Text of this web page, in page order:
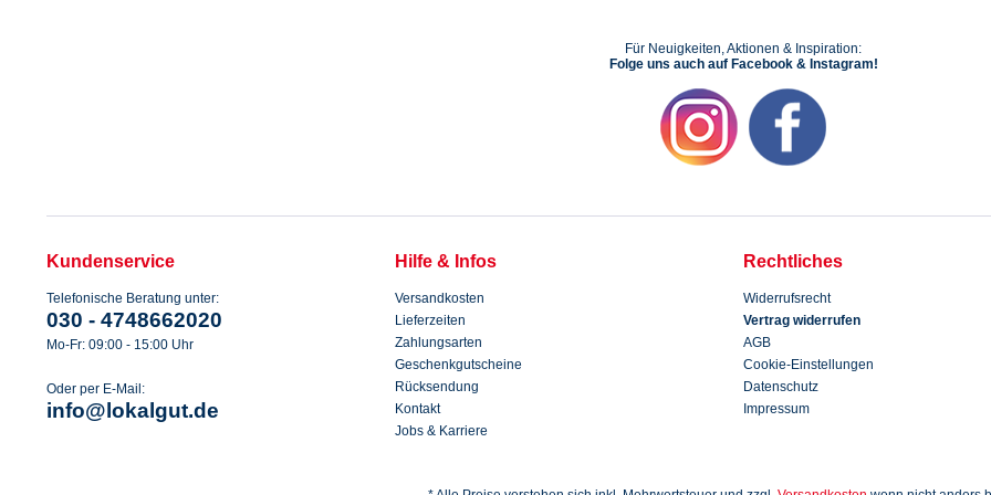
Für Neuigkeiten, Aktionen & Inspiration:
Folge uns auch auf Facebook & Instagram!
Kundenservice
Telefonische Beratung unter:
030 - 4748662020
Mo-Fr: 09:00 - 15:00 Uhr
Oder per E-Mail:
info@lokalgut.de
Hilfe & Infos
Versandkosten
Lieferzeiten
Zahlungsarten
Geschenkgutscheine
Rücksendung
Kontakt
Jobs & Karriere
Rechtliches
Widerrufsrecht
Vertrag widerrufen
AGB
Cookie-Einstellungen
Datenschutz
Impressum